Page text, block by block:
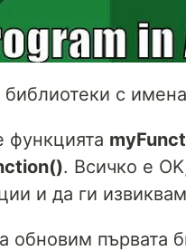
с имена
функцията
. Всичко е
и да ги
обновим първата